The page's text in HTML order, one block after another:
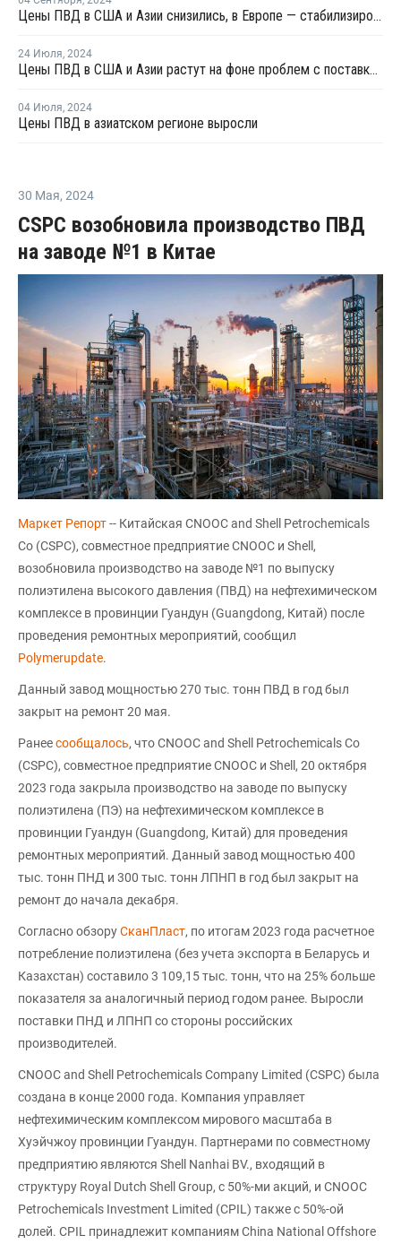
Цены ПВД в США и Азии снизились, в Европе — стабилизировались
24 Июля, 2024
Цены ПВД в США и Азии растут на фоне проблем с поставками
04 Июля, 2024
Цены ПВД в азиатском регионе выросли
30 Мая, 2024
CSPC возобновила производство ПВД
на заводе №1 в Китае
Маркет Репорт-- Китайская CNOOC and Shell Petrochemicals
Co (CSPC), совместное предприятие CNOOC и Shell,
возобновила производство на заводе №1 по выпуску
полиэтилена высокого давления (ПВД) на нефтехимическом
комплексе в провинции Гуандун (Guangdong, Китай) после
проведения ремонтных мероприятий, сообщил
Polymerupdate.
Данный завод мощностью 270 тыс. тонн ПВД в год был
закрыт на ремонт 20 мая.
Ранеесообщалось, что CNOOC and Shell Petrochemicals Co
(CSPC), совместное предприятие CNOOC и Shell, 20 октября
2023 года закрыла производство на заводе по выпуску
полиэтилена (ПЭ) на нефтехимическом комплексе в
провинции Гуандун (Guangdong, Китай) для проведения
ремонтных мероприятий. Данный завод мощностью 400
тыс. тонн ПНД и 300 тыс. тонн ЛПНП в год был закрыт на
ремонт до начала декабря.
Согласно обзоруСканПласт, по итогам 2023 года расчетное
потребление полиэтилена (без учета экспорта в Беларусь и
Казахстан) составило 3 109,15 тыс. тонн, что на 25% больше
показателя за аналогичный период годом ранее. Выросли
поставки ПНД и ЛПНП со стороны российских
производителей.
CNOOC and Shell Petrochemicals Company Limited (CSPC) была
создана в конце 2000 года. Компания управляет
нефтехимическим комплексом мирового масштаба в
Хуэйчжоу провинции Гуандун. Партнерами по совместному
предприятию являются Shell Nanhai BV., входящий в
структуру Royal Dutch Shell Group, с 50%-ми акций, и CNOOC
Petrochemicals Investment Limited (CPIL) также с 50%-ой
долей. CPIL принадлежит компаниям China National Offshore